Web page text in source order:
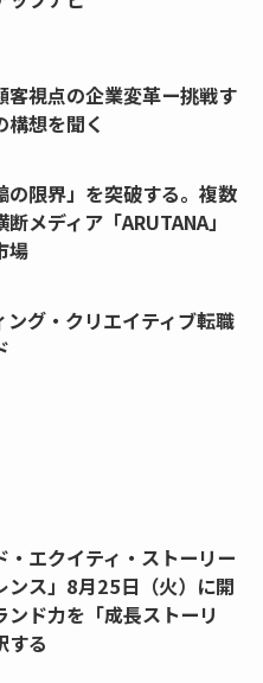
客視点の企業変革ー挑戦す
構想を聞く
の限界」を突破する。複数
断メディア「ARUTANA」
場
ング・クリエイティブ転職
・エクイティ・ストーリー
ンス」8月25日（火）に開
ド力を「成長ストーリ
する